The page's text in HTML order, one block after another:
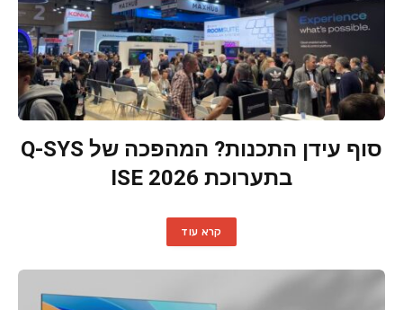
סוף עידן התכנות? המהפכה של Q-SYS
בתערוכת ISE 2026
קרא עוד